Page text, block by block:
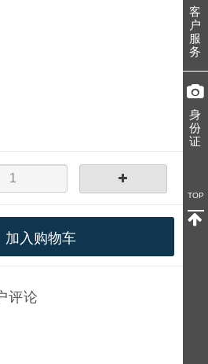
客
户
服
务
身
份
证
TOP
加入购物车
评论